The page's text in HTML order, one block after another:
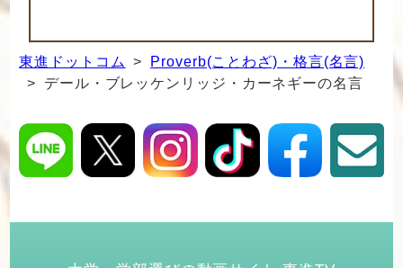
東進ドットコム >
Proverb(ことわざ)・格言(名言)
> デール・ブレッケンリッジ・カーネギーの名言